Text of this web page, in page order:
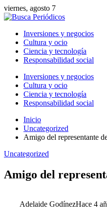
viernes, agosto 7
Inversiones y negocios
Cultura y ocio
Ciencia y tecnología
Responsabilidad social
Inversiones y negocios
Cultura y ocio
Ciencia y tecnología
Responsabilidad social
Inicio
Uncategorized
Amigo del representante
Uncategorized
Amigo del
Adelaide GodínezHace 4